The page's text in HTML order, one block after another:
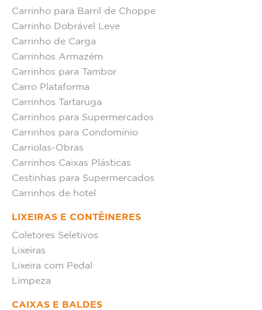
Carrinho para Barril de Choppe
Carrinho Dobrável Leve
Carrinho de Carga
Carrinhos Armazém
Carrinhos para Tambor
Carro Plataforma
Carrinhos Tartaruga
Carrinhos para Supermercados
Carrinhos para Condomínio
Carriolas-Obras
Carrinhos Caixas Plásticas
Cestinhas para Supermercados
Carrinhos de hotel
LIXEIRAS E CONTÊINERES
Coletores Seletivos
Lixeiras
Lixeira com Pedal
Limpeza
CAIXAS E BALDES